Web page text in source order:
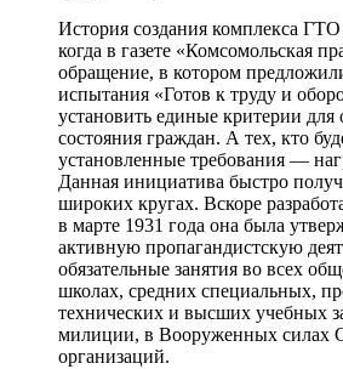
История создания комплекса ГТО
когда в газете «Комсомольская
обращение, в котором
испытания «Готов к труду и
установить единые критерии для
состояния граждан. А тех, кто
установленные требования —
Данная инициатива быстро
широких кругах. Вскоре
в марте 1931 года она была
активную пропагандистскую
обязательные занятия во всех
школах, средних специальных,
технических и высших учебных
милиции, в Вооруженных силах
организаций.